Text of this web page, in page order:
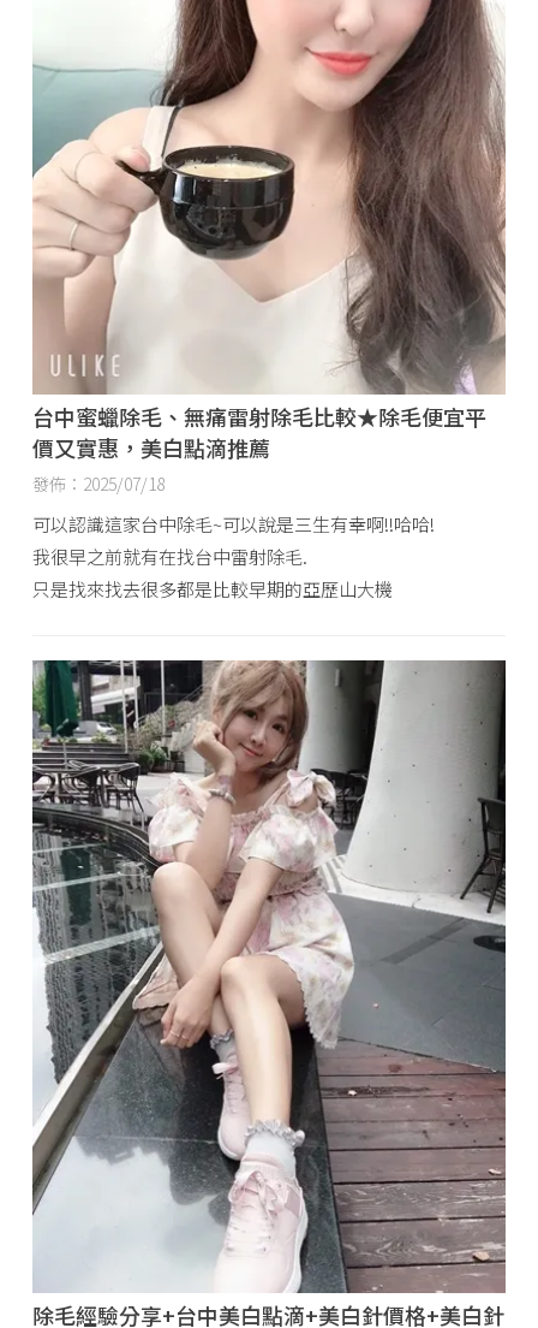
台中蜜蠟除毛、無痛雷射除毛比較★除毛便宜平
價又實惠，美白點滴推薦
發佈：2025/07/18
可以認識這家台中除毛~可以說是三生有幸啊!!哈哈!
我很早之前就有在找台中雷射除毛.
只是找來找去很多都是比較早期的亞歷山大機
除毛經驗分享+台中美白點滴+美白針價格+美白針